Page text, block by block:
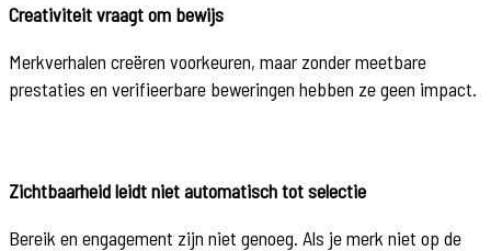
Creativiteit vraagt om bewijs
Merkverhalen creëren voorkeuren, maar zonder meetbare
prestaties en verifieerbare beweringen hebben ze geen impact.
Zichtbaarheid leidt niet automatisch tot selectie
Bereik en engagement zijn niet genoeg. Als je merk niet op de